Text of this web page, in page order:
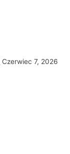
Czerwiec 7, 2026